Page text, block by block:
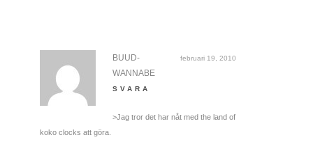
februari 19, 2010
BUUD-
WANNABE
SVARA
>Jag tror det har nåt med the land of
koko clocks att göra.